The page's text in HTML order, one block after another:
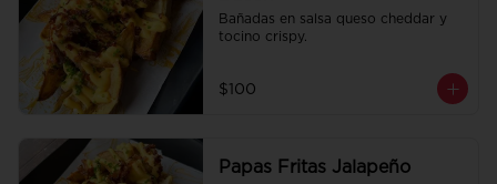
Bañadas en salsa queso cheddar y
tocino crispy.
$100
Papas Fritas Jalapeño